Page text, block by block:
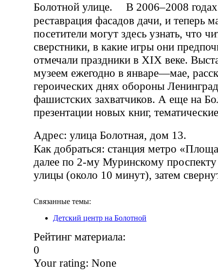
Болотной улице. В 2006–2008 годах
реставрация фасадов дачи, и теперь
посетители могут здесь узнать, что
сверстники, в какие игры они
отмечали праздники в XIX веке.
музеем ежегодно в январе—мае,
героических днях обороны
фашистских захватчиков. А еще на
презентации новых книг,
Адрес: улица Болотная, дом 13.
Как добраться: станция метро
далее по 2-му Муринскому
улицы (около 10 минут), затем
Связанные темы:
Детский центр на Болотной
Рейтинг материала:
0
Your rating: None